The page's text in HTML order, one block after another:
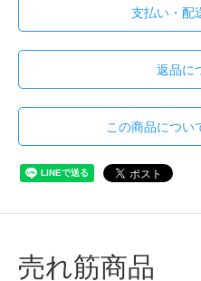
支払い・配
返品に
この商品につい
売れ筋商品